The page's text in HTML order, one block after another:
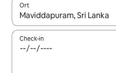
Ort
Wenn Ergebnisse verfügbar
Check-in